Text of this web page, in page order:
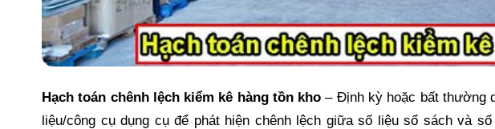
Hạch toán chênh lệch kiểm kê hàng tồn kho – Định kỳ hoặc bất thường
liệu/công cụ dụng cụ để phát hiện chênh lệch giữa số liệu sổ sách và